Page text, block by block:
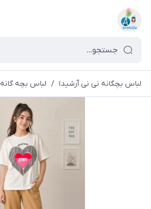
لباس بچگانه نی نی آرشیدا / لباس بچه گانه